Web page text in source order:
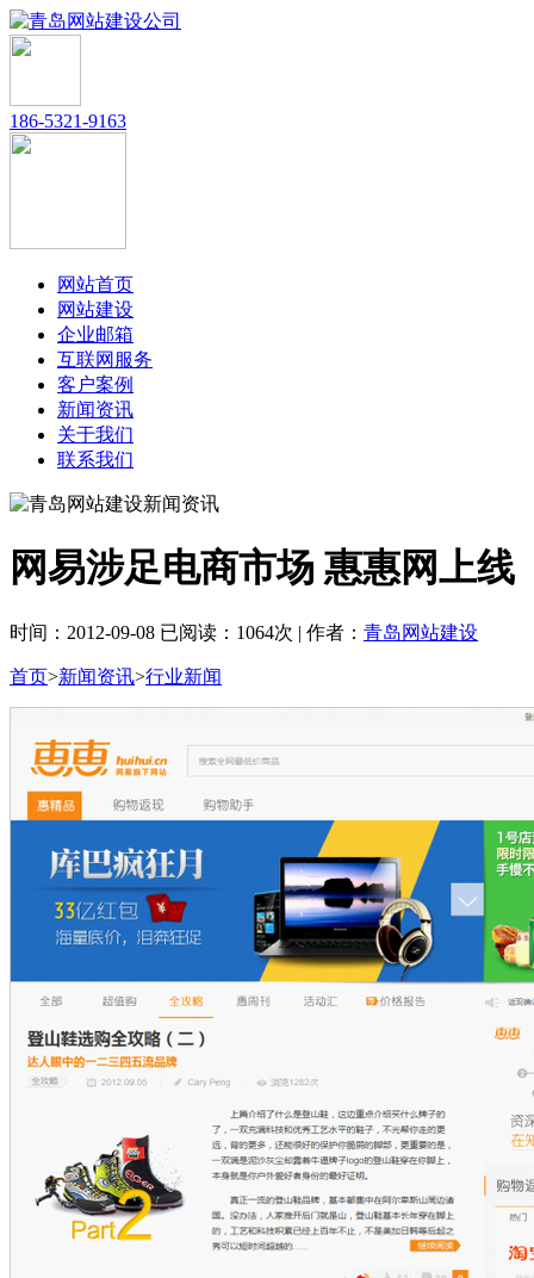
186-5321-9163
网站首页
网站建设
企业邮箱
互联网服务
客户案例
新闻资讯
关于我们
联系我们
网易涉足电商市场 惠惠网上线
时间：2012-09-08 已阅读：1064次 | 作者： 青岛网站建设
首页>新闻资讯>行业新闻